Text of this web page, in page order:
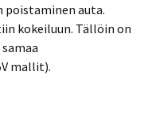
poistaminen auta.
kokeiluun. Tällöin on
mallit).